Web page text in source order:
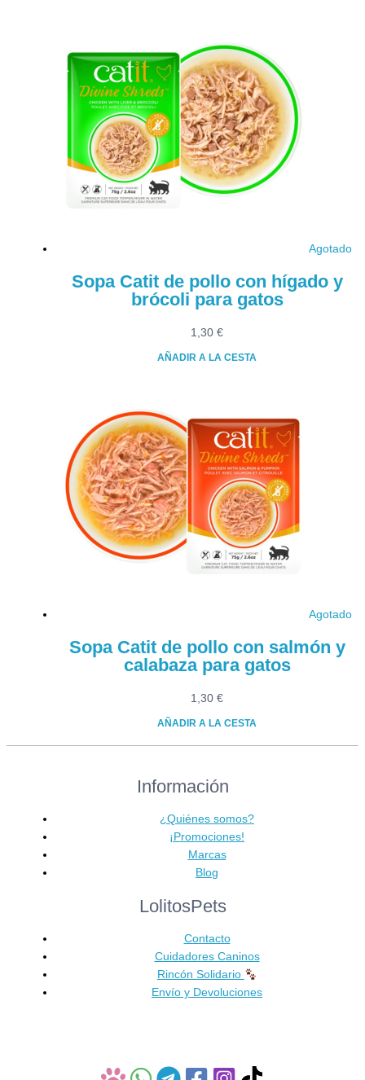
Agotado
Sopa Catit de pollo con hígado y
brócoli para gatos
1,30 €
AÑADIR A LA CESTA
Agotado
Sopa Catit de pollo con salmón y
calabaza para gatos
1,30 €
AÑADIR A LA CESTA
Información
¿Quiénes somos?
¡Promociones!
Marcas
Blog
LolitosPets
Contacto
Cuidadores Caninos
Rincón Solidario
Envío y Devoluciones